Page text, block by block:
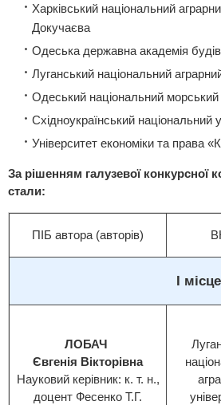
Харківський національний
Докучаєва
Одеська державна академія
Луганський національний
Одеський національний морський
Східноукраїнський національний
Університет економіки та права
За рішенням галузевої конкурсної
стали:
ПІБ автора (авторів)
І місце
ЛОБАЧ
Євгенія Вікторівна
Науковий керівник: к. т. н.,
доцент Фесенко Т.Г.